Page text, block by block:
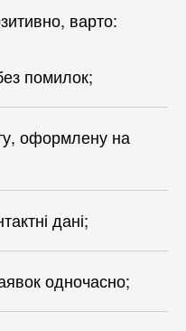
варто:
помилок;
оформлену на
дані;
одночасно;